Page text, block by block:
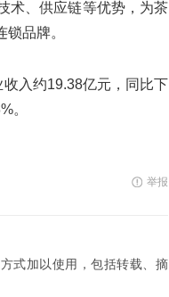
术、供应链等优势，为茶
品牌。
入约19.38亿元，同比下
。
举报
式加以使用，包括转载、摘